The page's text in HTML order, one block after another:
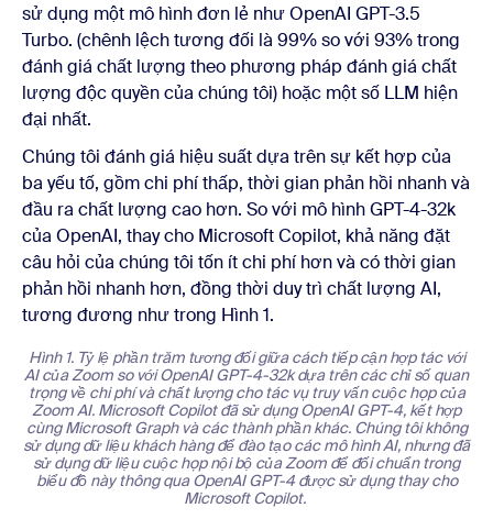
sử dụng một mô hình đơn lẻ như OpenAI GPT-3.5
Turbo. (chênh lệch tương đối là 99% so với 93% trong
đánh giá chất lượng theo phương pháp đánh giá chất
lượng độc quyền của chúng tôi) hoặc một số LLM hiện
đại nhất.
Chúng tôi đánh giá hiệu suất dựa trên sự kết hợp của
ba yếu tố, gồm chi phí thấp, thời gian phản hồi nhanh và
đầu ra chất lượng cao hơn. So với mô hình GPT-4-32k
của OpenAI, thay cho Microsoft Copilot, khả năng đặt
câu hỏi của chúng tôi tốn ít chi phí hơn và có thời gian
phản hồi nhanh hơn, đồng thời duy trì chất lượng AI,
tương đương như trong Hình 1.
Hình 1. Tỷ lệ phần trăm tương đối giữa cách tiếp cận hợp tác với
AI của Zoom so với OpenAI GPT-4-32k dựa trên các chỉ số quan
trọng về chi phí và chất lượng cho tác vụ truy vấn cuộc họp của
Zoom AI. Microsoft Copilot đã sử dụng OpenAI GPT-4, kết hợp
cùng Microsoft Graph và các thành phần khác. Chúng tôi không
sử dụng dữ liệu khách hàng để đào tạo các mô hình AI, nhưng đã
sử dụng dữ liệu cuộc họp nội bộ của Zoom để đối chuẩn trong
biểu đồ này thông qua OpenAI GPT-4 được sử dụng thay cho
Microsoft Copilot.